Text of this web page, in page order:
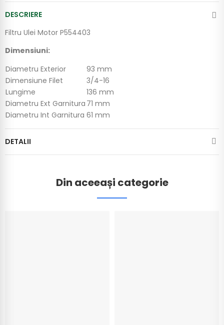
DESCRIERE
Filtru Ulei Motor P554403
Dimensiuni:
Diametru Exterior
93 mm
Dimensiune Filet
3/4-16
Lungime
136 mm
Diametru Ext Garnitura 71 mm
Diametru Int Garnitura 61 mm
DETALII
Din aceeași categorie